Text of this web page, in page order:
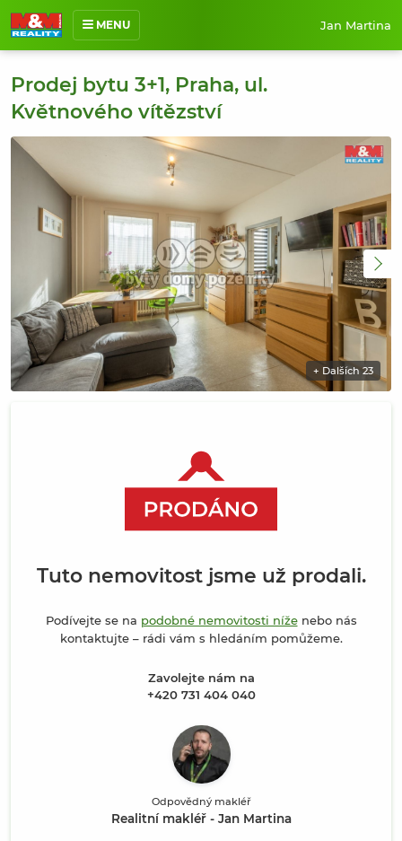
MENU
Nabídka nemovitostí
Reference
Jak pracuji
Kontakt
Jan Martina
Prodej bytu 3+1, Praha, ul.
Květnového vítězství
+ Dalších 23
Tuto nemovitost jsme už prodali.
Podívejte se na podobné nemovitosti níženebo nás
kontaktujte – rádi vám s hledáním pomůžeme.
Zavolejte nám na
+420 731 404 040
Odpovědný makléř
Realitní makléř - Jan Martina